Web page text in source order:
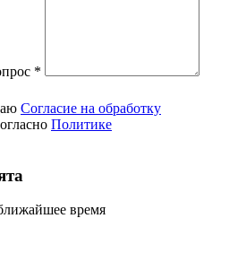
*
Согласие на обработку
Политике
время